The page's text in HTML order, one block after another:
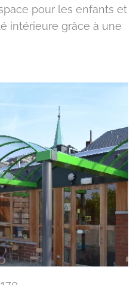
pour les enfants et
intérieure grâce à une